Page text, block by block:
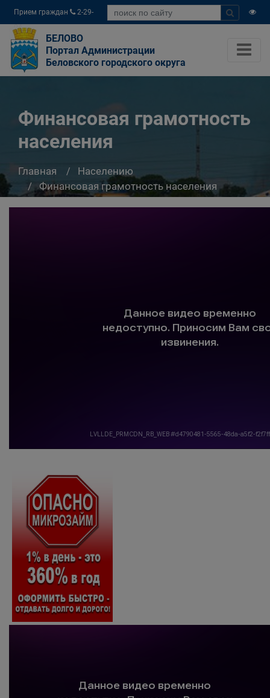
Прием граждан
2-29-
04
БЕЛОВО
Портал Администрации
Беловского городского округа
Финансовая грамотность
населения
Главная
Населению
Финансовая грамотность населения